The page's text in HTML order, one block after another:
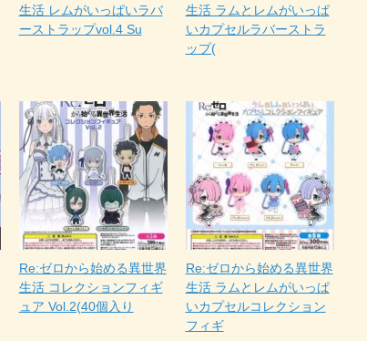
生活 レムがいっぱいラバ
ーストラップvol.4 Su
生活 ラムとレムがいっぱ
いカプセルラバーストラ
ップ(
Re:ゼロから始める異世界
生活 コレクションフィギ
ュア Vol.2(40個入り
Re:ゼロから始める異世界
生活 ラムとレムがいっぱ
いカプセルコレクション
フィギ